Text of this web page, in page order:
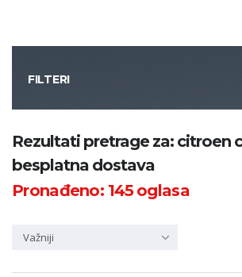
FILTERI
Kategorija
Županija
Rezultati pretrage za: citroen
besplatna dostava
Pronađeno: 145oglasa
Važniji